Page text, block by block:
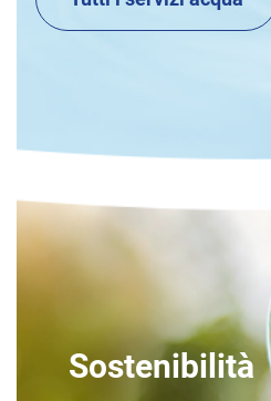
Sostenibilità